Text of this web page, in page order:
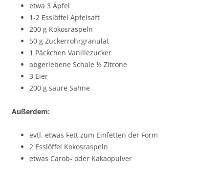
etwa 3 Äpfel
1-2 Esslöffel Apfelsaft
200 g Kokosraspeln
50 g Zuckerrohrgranulat
1 Päckchen Vanillezucker
abgeriebene Schale ½ Zitrone
3 Eier
200 g saure Sahne
Außerdem:
evtl. etwas Fett zum Einfetten der Form
2 Esslöffel Kokosraspeln
etwas Carob- oder Kakaopulver